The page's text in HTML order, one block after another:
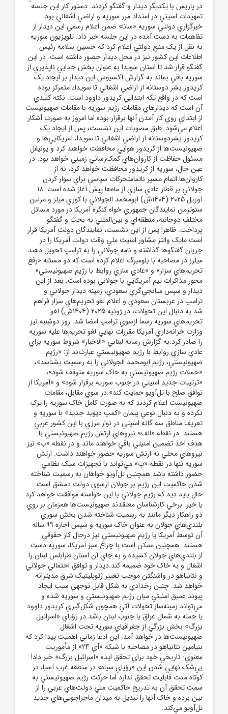
در پاريس با يکديگر ديدار و گفتگو کردند. دستور کار اين جلسه
تمهيدات امنيتي در امتداد مرز سوريه و اراضي اشغالي بود.
خبرگزاري دولتي سوريه «سانا» ضمن اعلام رسمي اين ديدار از
تفاهمات به دست آمده در اين جلسه خبر داد. تلويزيون سوريه
به نقل از يک منبع دولتي اعلام کرد که حسين سلامه رئيس
اطلاعات اين کشور نيز در محل ديدار حضور داشته است. در اين
گفتگو قرار شد تا استان سويدا به عنوان بخش جدايي ناپذيري از
سوريه باقي بماند.به گزارش آکسيوس اين ديدار بر ايجاد يک
کريدور بشر دوستانه از اراضي اشغالي تا سويداء متمرکز بوده
است که در واقع تکه ابتدايي کريدور داوود است. نکته کليدي
آن است که ديدارهاي مقامات رژيم سوريه با مقامات صهيونيست
از ابتداي روي کار آمدن آنها برقرار بوده اما امروز به صورت آشکار
اعلام مي‌شود. طبق مصوبات اين نشست، پس از ايجاد يک
کريدور بشردوستانه از اراضي اشغالي تا سويدا، آمريکايي‌ها و
صهيونيست‌ها از کريدور هوايي محافظت خواهند کرد و يونيفل
مسئول حفاظت از کاروان‌هاي کمک‌رساني زميني خواهد بود. در
عين حال، سوريه از کريدور محافظت خواهد کرد، نه از
کاروان‌ها.اتمام مسير ناتمامتحرکات سياسي براي سوار کردن
جولاني بر قطار عادي سازي از ماه‌ها پيش آغاز شده است. 18
آوريل 2025 (1404ش) ابومحمد الجولاني با کوري ميلز و مرلين
ستوتزمن نمايندگان جمهوري خواه کنگره آمريکا در مورد مسائل
مختلف دوجانبه، منطقه‌اي و بين‌المللي به بحث و گفتگو
پرداخت. ظاهراً پس از اين نشست، نمايندگان دولت آمريکا قرار
است مايک والتز مشاور امنيت ملي وقت دولت آمريکا را در
جريان گفتگوها گذاشته و نامه جولاني را به ترامپ تحويل دهند.
ميلرز در مصاحبه با بلومبرگ اعلام کرده است که دو مسئله «رفع
تحريم‌هاي سزار» و «عادي سازي روابط با رژيم صهيونيستي»
محور مذاکرات تيم آمريکايي با جولاني بوده است. بعد از اين
ديدار و سپس ميانجي‌گري سعودي، زمينه ديدار جولاني و
ترامپ در عربستان سعودي و اعلام لغو تحريم‌هاي سزار فراهم
شد.به دنبال اين تحولات، در ژوئيه 2025 (1404ش) لغو
تحريم‌هاي سوريه رسماً ازسوي ترامپ امضا شد. روز دوشنبه نيز
وزارت خزانه‌داري آمريکا مقررات نهايي لغو تحريم‌ها عليه سوريه
را صادر کرد.به گزارش رسانه لبناني «الاخبار» شروط سوريه براي
عادي سازي روابط با رژيم صهيونيستي عبارت‌ند از: «رژيم
صهيونيستي، رژيم ابومحمد الجولاني را به رسميت بشناسد»،
«حملات رژيم صهيونيستي به خاک سوريه متوقف شود»،
«ترتيبات جديد امنيتي در جنوب سوريه برقرار شود» و «آمريکا از
توافق صلح با تل‌آويو حمايت کند».در سوي مقابل، مقامات
صهيونيست اعلام کردند که به صورت کامل خاک سوريه را ترک
نکرده و به دنبال نوعي پيمان «کمپ ديويد جديد» با سوريه و
تعريف مناطق سه گانه امنيتي در نوار مرزي با اين کشور عربي
هستند. در نقطه «الف» نيروهاي ارتش رژيم صهيونيستي با
هدف اخذ تضمين امنيتي باقي خواهند ماند و در نقطه «ب» نيز
نيروهاي محلي نه ارتش سوريه حضور خواهند داشت. ارتش
سوريه تنها در نقطه «پ» مي‌تواند با تجهيزات سبک نظامي
حضور داشته باشد.همچنين تل‌آويو خواهان به رسميت شناخته
شدن حاکميت اين رژيم بر جولان ازسوي دولت دمشق است.
حال بايد ديد که رژيم جولاني با اين خواسته موافقت خواهد کرد
يا خير. برخي کارشناسان معتقدند صهيونيست‌ها همزمان بر روي
دو راهکار ديگر مانند به رسميت شناخته شدن بخش سوري
بلندي‌هاي جولان به عنوان خاک سوريه و سپس اجاره 99 ساله
آن توسط آمريکا يا رژيم صهيونيستي نيز درحال کار حقوقي
هستند. همچنين ممکن است با چراغ سبز آمريکا، سوريه دست
از بلندي‌هاي جولان کشيده و به جاي آن استان طرابلس لبنان را
اشغال و به خاک خود ضميمه کند.ديدار و توافق احتمالي جولاني
و نتانياهو در واشنگتن موجب تغيير ژئوپليتيک شرق مديترانه
خواهد شد. چنين رخدادي به شکل قابل توجهي سبب ايجاد
پيوند عميق امنيتي ميان رژيم صهيونيستي و سوريه شده و
مي‌تواند زمينه‌ساز تحولات آتي همچون شکل‌گيري کريدور داوود
يا حمله به شمال عراق يا جنوب لبنان باشد.در رؤياي «اسرائيل
بزرگ» بخش بزرگي از جغرافياي سوريه تحت اشغال
صهيونيست‌ها در خواهد آمد. اين ادعا زماني اهميت پيدا کرد که
بنيامين نتانياهو در مصاحبه با شبکه «آي 24» از مأموريت
معنوي- تاريخي خود براي تحقق ايده «اسرائيل بزرگ» خبر داد!
بي‌شک نهايي شدن اين «رؤياي سياه» در منطقه غرب آسيا، در
کوتاه مدت قابليت تحقق ندارد اما حرکت رژيم صهيونيستي به
سمت تحقق آن به تدريج حاکميت ملي دولت‌هاي عربي را از
بين برده و خاک آنها را تبديل به ميدان ماجراجويي‌هاي جديد
تل‌آويو مي‌کند.